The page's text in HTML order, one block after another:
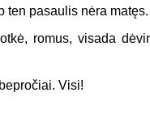
pasaulis nėra
romus, visada
Visi!